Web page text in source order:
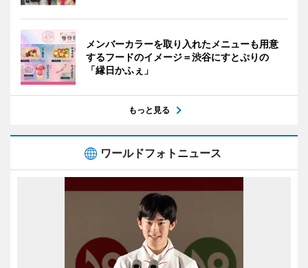
メンバーカラーを取り入れたメニューも用意
するフードのイメージ＝渋谷にすとぷりの
「縁日かふぇ」
もっと見る
ワールドフォトニュース